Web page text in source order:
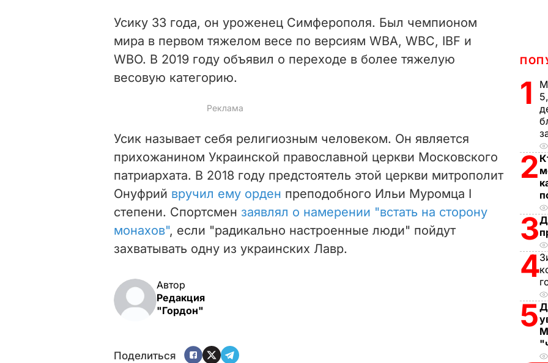
Усику 33 года, он уроженец Симферополя. Был чемпионом
мира в первом тяжелом весе по версиям WBA, WBC, IBF и
WBO. В 2019 году объявил о переходе в более тяжелую
весовую категорию.
Усик называет себя религиозным человеком. Он является
прихожанином Украинской православной церкви Московского
патриархата. В 2018 году предстоятель этой церкви митрополит
Онуфрий вручил ему орден преподобного Ильи Муромца I
степени. Спортсмен заявлял о намерении "встать на сторону
монахов", если "радикально настроенные люди" пойдут
захватывать одну из украинских Лавр.
Автор
Редакция
"Гордон"
Поделиться
1
2
3
4
5